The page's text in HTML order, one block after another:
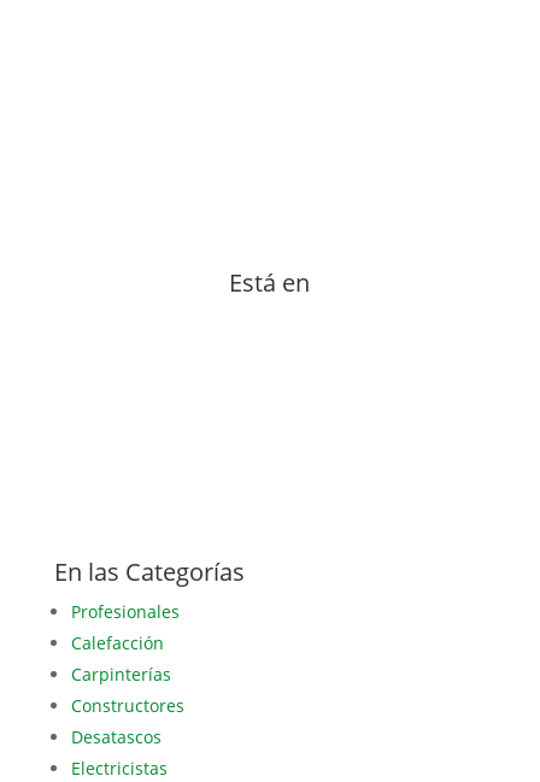
Está en
En las Categorías
Profesionales
Calefacción
Carpinterías
Constructores
Desatascos
Electricistas